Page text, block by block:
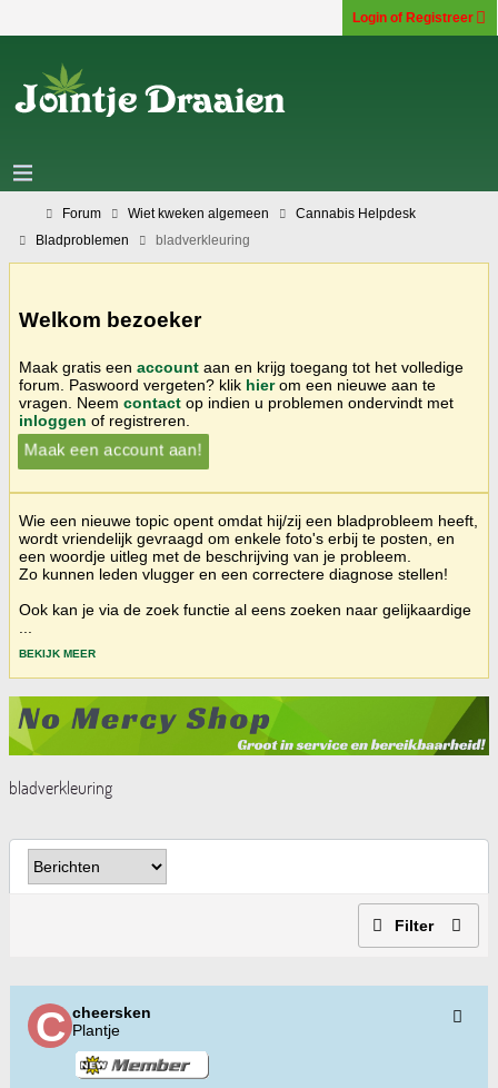
Login of Registreer
Forum Wiet kweken algemeen
Cannabis Helpdesk
Bladproblemen
bladverkleuring
Welkom bezoeker
Maak gratis een account aan en krijg toegang tot het volledige
forum. Paswoord vergeten? klik hierom een nieuwe aan te
vragen. Neem contact op indien u problemen ondervindt met
inloggen of registreren.
Maak een account aan!
Wie een nieuwe topic opent omdat hij/zij een bladprobleem heeft,
wordt vriendelijk gevraagd om enkele foto's erbij te posten, en
een woordje uitleg met de beschrijving van je probleem.
Zo kunnen leden vlugger en een correctere diagnose stellen!
Ook kan je via de zoek functie al eens zoeken naar gelijkaardige
BEKIJK MEER
bladverkleuring
Filter
cheersken
Plantje